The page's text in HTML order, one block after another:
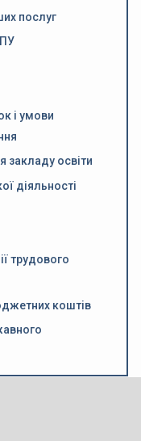
послуг
і умови
закладу освіти
діяльності
трудового
коштів